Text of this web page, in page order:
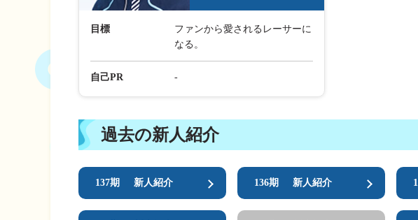
新人選手紹介
徳島支部選手優勝履歴
目標
ファンから愛されるレーサーに
なる。
自己PR -
過去の新人紹介
137期 新人紹介 136期 新人紹介